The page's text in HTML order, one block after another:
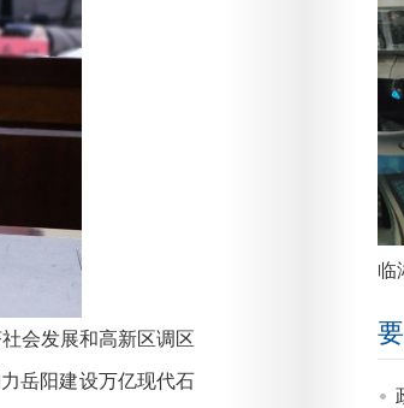
会发展和高新区调区
岳阳建设万亿现代石